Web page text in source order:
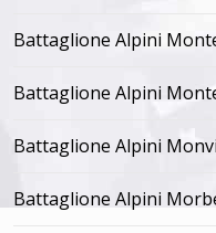
Battaglione Alpini
Battaglione Alpini
Battaglione Alpini
Battaglione Alpini